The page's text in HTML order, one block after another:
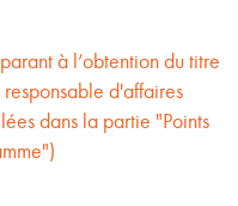
à l’obtention du titre
d'affaires
dans la partie "Points